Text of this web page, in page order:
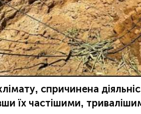
спричинена
їх частішими,